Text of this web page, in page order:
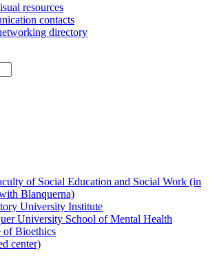
resources
contacts
directory
of Social Education and Social Work (in
Blanquerna)
University Institute
University School of Mental Health
of Bioethics
center)